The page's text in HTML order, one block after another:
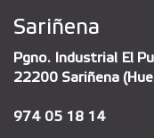
Sariñena
Pgno. Industrial El
22200 Sariñena
974 05 18 14